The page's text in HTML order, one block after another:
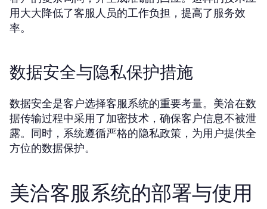
用大大降低了客服人员的工作负担，提高了服务效
率。
数据安全与隐私保护措施
数据安全是客户选择客服系统的重要考量。美洽在数
据传输过程中采用了加密技术，确保客户信息不被泄
露。同时，系统遵循严格的隐私政策，为用户提供全
方位的数据保护。
美洽客服系统的部署与使用